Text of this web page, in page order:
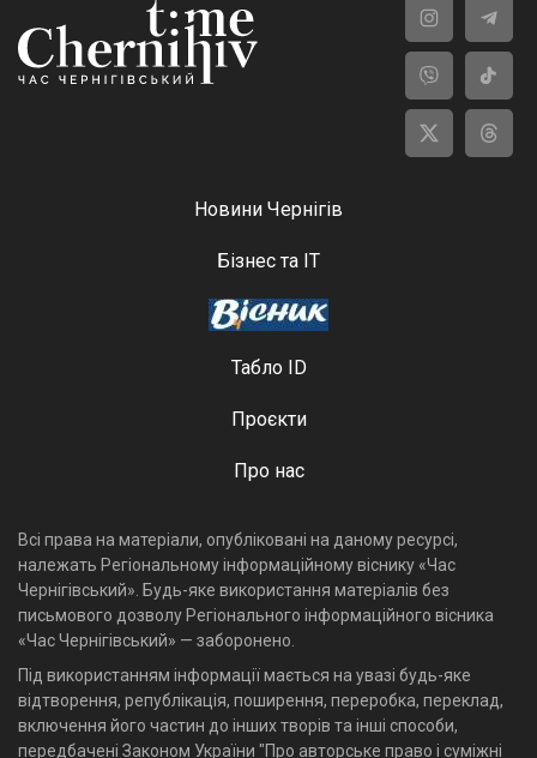
Новини Чернігів
Бізнес та ІТ
Табло ID
Проєкти
Про нас
Всі права на матеріали, опубліковані на даному ресурсі,
належать Регіональному інформаційному віснику «Час
Чернігівський». Будь-яке використання матеріалів без
письмового дозволу Регіонального інформаційного вісника
«Час Чернігівський» — заборонено.
Під використанням інформації мається на увазі будь-яке
відтворення, републікація, поширення, переробка, переклад,
включення його частин до інших творів та інші способи,
передбачені Законом України "Про авторське право і суміжні